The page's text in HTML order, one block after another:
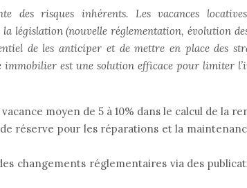
des risques inhérents. Les vacances
législation (nouvelle réglementation, évolution
de les anticiper et de mettre en place des
est une solution efficace pour limiter
moyen de 5 à 10% dans le calcul de la
réserve pour les réparations et la
changements réglementaires via des